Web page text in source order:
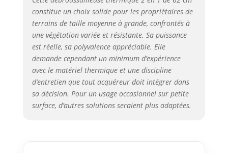
constitue un choix solide pour les propriétaires de
terrains de taille moyenne à grande, confrontés à
une végétation variée et résistante. Sa puissance
est réelle, sa polyvalence appréciable. Elle
demande cependant un minimum d’expérience
avec le matériel thermique et une discipline
d’entretien que tout acquéreur doit intégrer dans
sa décision. Pour un usage occasionnel sur petite
surface, d’autres solutions seraient plus adaptées.